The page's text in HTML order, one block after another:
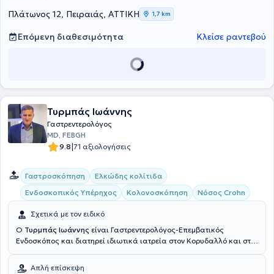
από το 2010.
"Ιπποκράτης", την Αθηναϊκή Κλινική, το Κέντρο Medifirst Αμαρουσίου
και το Θεραπευτήριο "Metropolitan". Στο ιδιωτικό της ιατρείο,
αντιμετωπίζει παθήσεις πάνω σε όλο το φάσμα της
ανάγκες των ασθενών της με ιδιαίτερη έμφαση στην ψυχολογία
Πλάτωνος 12, Πειραιάς, ΑΤΤΙΚΗ 1,7 km
Επόμενη διαθεσιμότητα Κλείσε ραντεβού
Τυρμπάς Ιωάννης
Γαστρεντερολόγος
MD, FEBGH
9.8|71 αξιολογήσεις
Γαστροσκόπηση
Ελκώδης κολίτιδα
Ενδοσκοπικός Υπέρηχος
Κολονοσκόπηση Νόσος Crohn
Σχετικά με τον ειδικό
Ο Τυρμπάς Ιωάννης είναι Γαστρεντερολόγος-Επεμβατικός
Ενδοσκόπος και διατηρεί ιδιωτικά ιατρεία στον Κορυδαλλό και στο
του Εθνικού και Καποδιστριακού Πανεπιστημίου Αθηνών. Έχει
Απλή επίσκεψη